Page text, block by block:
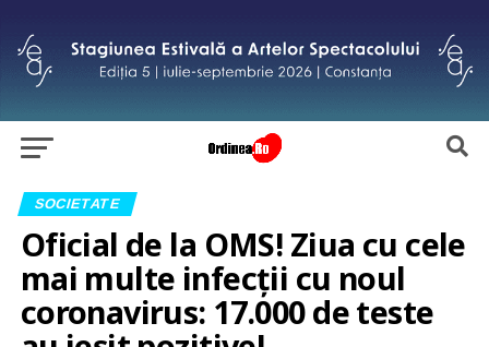
SOCIETATE
Oficial de la OMS! Ziua cu cele
mai multe infecții cu noul
coronavirus: 17.000 de teste